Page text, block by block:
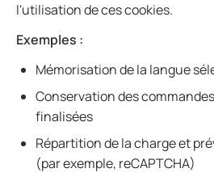
l'utilisation de ces cookies.
Exemples :
Mémorisation de la langue
Conservation des
finalisées
Répartition de la charge et
(par exemple, reCAPTCHA)